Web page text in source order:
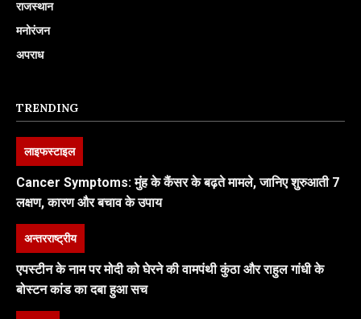
राजस्थान
मनोरंजन
अपराध
TRENDING
लाइफस्टाइल
Cancer Symptoms: मुंह के कैंसर के बढ़ते मामले, जानिए शुरुआती 7
लक्षण, कारण और बचाव के उपाय
अन्तरराष्ट्रीय
एपस्टीन के नाम पर मोदी को घेरने की वामपंथी कुंठा और राहुल गांधी के
बोस्टन कांड का दबा हुआ सच